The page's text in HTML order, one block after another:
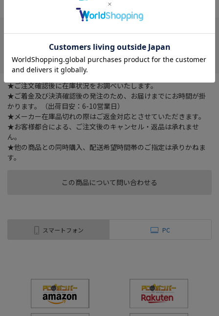
この商品について問い合わせる
在庫がありません
★ご注文確認後に在庫状況をお調べいたします。
★ご着金及び決済確認後の発注のため、お届けまでにお時間が掛
かります。（出荷目安：6-10営業日）
★メーカー在庫品切れの際はご返金対応とさせていただきます。
★お客様都合による、ご注文後のキャンセル・返品は承れませ
ん。
★他の商品との同時購入、配送希望時間帯のご指定は承りかねま
す。
スマートフォン PC